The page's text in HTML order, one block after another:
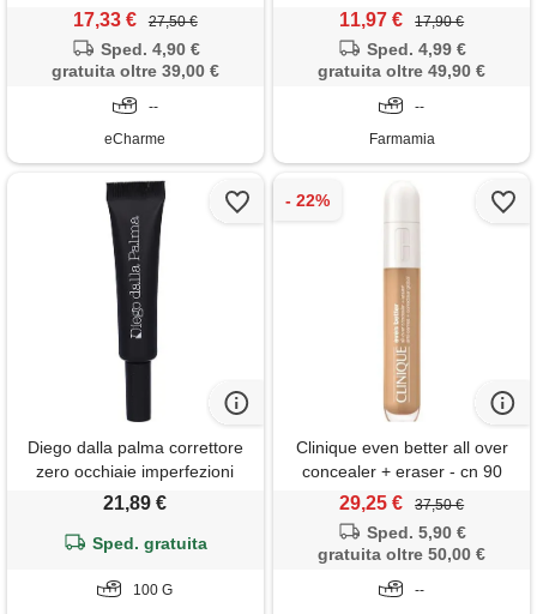
correttore medio-alta
coprenza 4,7 ml stick
17,33 € 27,50 €
Sped. 4,90 €
gratuita oltre 39,00 €
--
eCharme
imperfezioni n01 colore light 4
11,97 € 17,90 €
Sped. 4,99 €
gratuita oltre 49,90 €
--
Farmamia
Diego dalla palma correttore
zero occhiaie imperfezioni
tonalità 112 dark beige make
21,89 €
Sped. gratuita
100 G
Clinique even better all over
concealer + eraser - cn 90
sand
29,25 € 37,50 €
Sped. 5,90 €
gratuita oltre 50,00 €
--